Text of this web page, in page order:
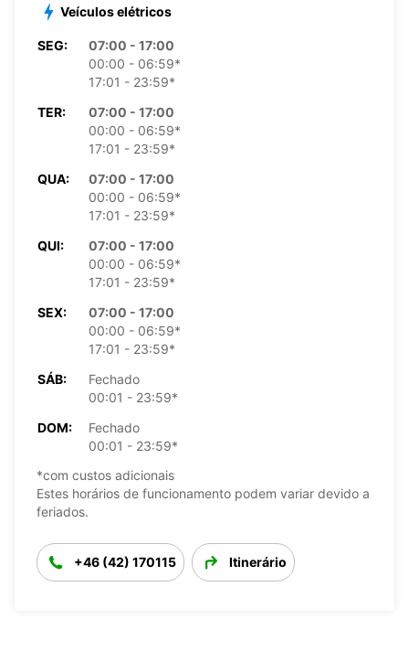
Veículos elétricos
SEG:
07:00 - 17:00
00:00 - 06:59*
17:01 - 23:59*
TER:
07:00 - 17:00
00:00 - 06:59*
17:01 - 23:59*
QUA:
07:00 - 17:00
00:00 - 06:59*
17:01 - 23:59*
QUI:
07:00 - 17:00
00:00 - 06:59*
17:01 - 23:59*
SEX:
07:00 - 17:00
00:00 - 06:59*
17:01 - 23:59*
SÁB:
Fechado
00:01 - 23:59*
DOM:
Fechado
00:01 - 23:59*
*com custos adicionais
Estes horários de funcionamento podem variar devido a
feriados.
+46 (42) 170115 Itinerário